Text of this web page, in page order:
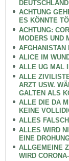
DEUTSCHLAND
ACHTUNG
ES KÖNNTE
ACHTUNG:
MODERS UND
AFGHANISTAN
ALICE IM
ALLE UG MAL
ALLE
ARZT USW.
GALTEN ALS
ALLE DIE DA
KEINE
ALLES
ALLES WIRD
EINE
ALLGEMEINE
WIRD